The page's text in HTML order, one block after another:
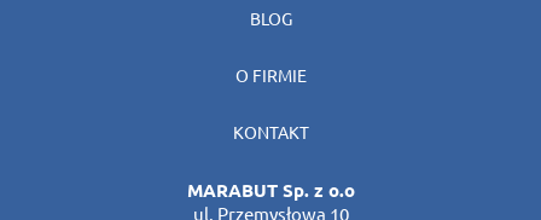
BLOG
O FIRMIE
KONTAKT
MARABUT Sp. z o.o
ul. Przemysłowa 10